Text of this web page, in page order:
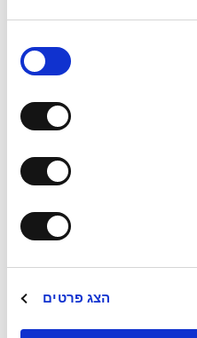
הצג פרטים
של אתר